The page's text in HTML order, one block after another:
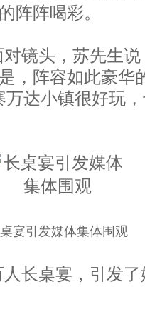
阵阵喝彩。
镜头，苏先生
，阵容如此豪华
万达小镇很好玩
宴引发媒体集体围观
长桌宴，引发